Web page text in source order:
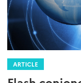
ARTICLE